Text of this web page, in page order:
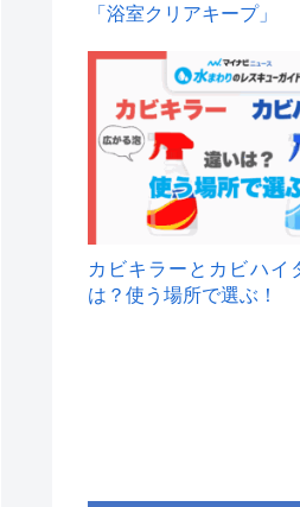
「浴室クリアキープ」
カビキラーとカビハイ
は？使う場所で選ぶ！